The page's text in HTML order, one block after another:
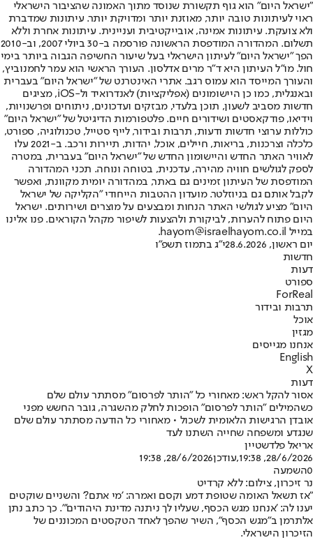
"ישראל היום" הוא גוף תקשורת שנוסד מתוך האמונה שהציבור הישראלי
ראוי לעיתונות טובה יותר, מאוזנת יותר ומדויקת יותר. עיתונות שמדברת
ולא צועקת. עיתונות אמינה, אובייקטיבית ועניינית. עיתונות אחרת וללא
תשלום. המהדורה המודפסת הראשונה פורסמה ב-30 ביולי 2007, וב-2010
הפך "ישראל היום" לעיתון הישראלי בעל שיעור החשיפה הגבוה ביותר בימי
חול. מו"ל העיתון היא ד"ר מרים אדלסון. העורך הראשי הוא עמר לחמנוביץ,
והעורך המייסד הוא עמוס רגב. אתרי האינטרנט של "ישראל היום" בעברית
ובאנגלית, כמו כן היישומונים (אפליקציות) לאנדרואיד ול-iOS, מציגים
חדשות מסביב לשעון, תוכן בלעדי, מבזקים ועדכונים, ניתוחים ופרשנויות,
וידיאו, פודקאסטים ושידורים חיים. פלטפורמות הדיגיטל של "ישראל היום"
כוללות ערוצי חדשות ודעות, תרבות ובידור, לייף סטייל, טכנולוגיה, ספורט,
כלכלה וצרכנות, בריאות, חיילים, אוכל, יהדות, תיירות ורכב. ב-2021 עלו
לאוויר האתר החדש והיישומון החדש של "ישראל היום" בעברית, במטרה
לספק לגולשים חוויה מהירה, עדכנית, בטוחה ונוחה. תכני המהדורה
המודפסת של העיתון זמינים גם באתר, במהדורה יומית מקוונת, ואפשר
לקבל אותם גם בניוזלטר. מועדון ההטבות הייחודי "הקליקה של ישראל
היום" מציע לגולשי האתר הנחות ומבצעים על מוצרים ושירותים. ישראל
היום פתוח להערות, לביקורת ולהצעות לשיפור מקהל הקוראים. פנו אלינו
במייל hayom@israelhayom.co.il.
יום ראשון, 28.6.2026
י"ג בתמוז תשפ"ו
חדשות
דעות
ספורט
ForReal
תרבות ובידור
אוכל
מגזין
אנחנו מגייסים
English
X
דעות
אסור להקל ראש: מאחורי כל "הותר לפרסום" מסתתר עולם שלם
כשהמילים "הותר לפרסום" הופכות לחלק מהשגרה, גובר החשש מפני
אובדן הרגישות הלאומית לשכול • מאחורי כל הודעה מסתתר עולם שלם
שנגדע ומשפחה שחייה השתנו לעד
אריאל פלדשטיין
28/6/2026, 19:38
,עודכן28/6/2026, 19:38
0השמעה
נר זיכרון, צילום: ללא קרדיט
"אז תשאל האומה שטופת דמע וקסם ואמרה: 'מי אתם?' והשניים שוקטים
יענו לה: 'אנחנו מגש הכסף, שעליו לך ניתנה מדינת היהודים'". כך כתב נתן
אלתרמן ב"מגש הכסף", השיר שהפך לאחד הטקסטים המכוננים של
הזיכרון הישראלי.